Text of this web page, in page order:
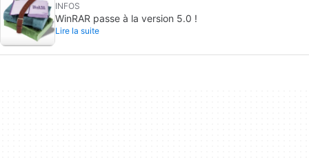
INFOS
WinRAR passe à la version 5.0 !
Lire la suite